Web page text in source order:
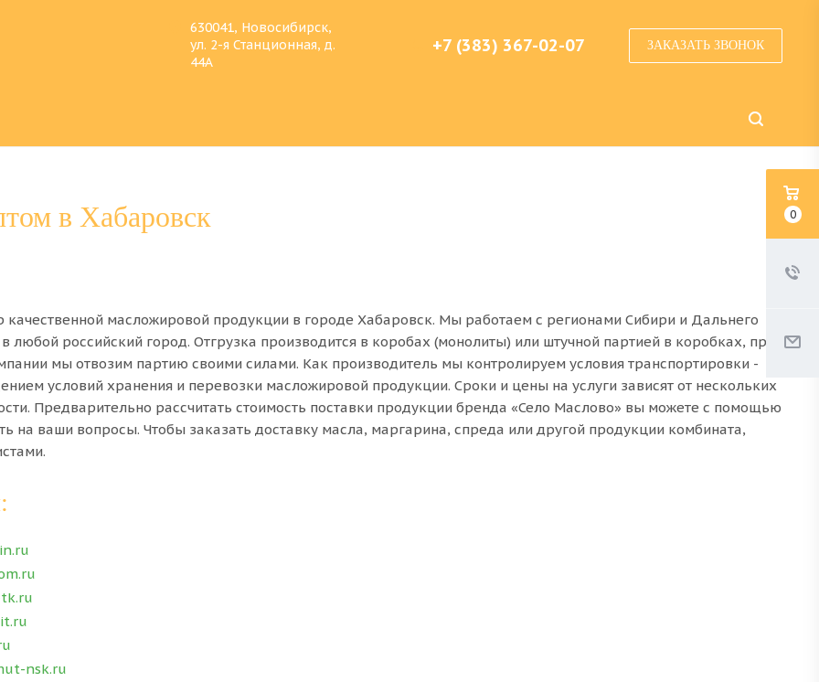
+7 (383) 367-02-07 ЗАКАЗАТЬ ЗВОНОК
630041, Новосибирск,
ул. 2-я Станционная, д.
44А
в Хабаровск
масложировой продукции в городе Хабаровск. Мы работаем с регионами Сибири и Дальнего
российский город. Отгрузка производится в коробах (монолиты) или штучной партией в коробках, при
мы отвозим партию своими силами. Как производитель мы контролируем условия транспортировки -
условий хранения и перевозки масложировой продукции. Сроки и цены на услуги зависят от нескольких
Предварительно рассчитать стоимость поставки продукции бренда «Село Маслово» вы можете с помощью
на ваши вопросы. Чтобы заказать доставку масла, маргарина, спреда или другой продукции комбината,
nsk.ru
0